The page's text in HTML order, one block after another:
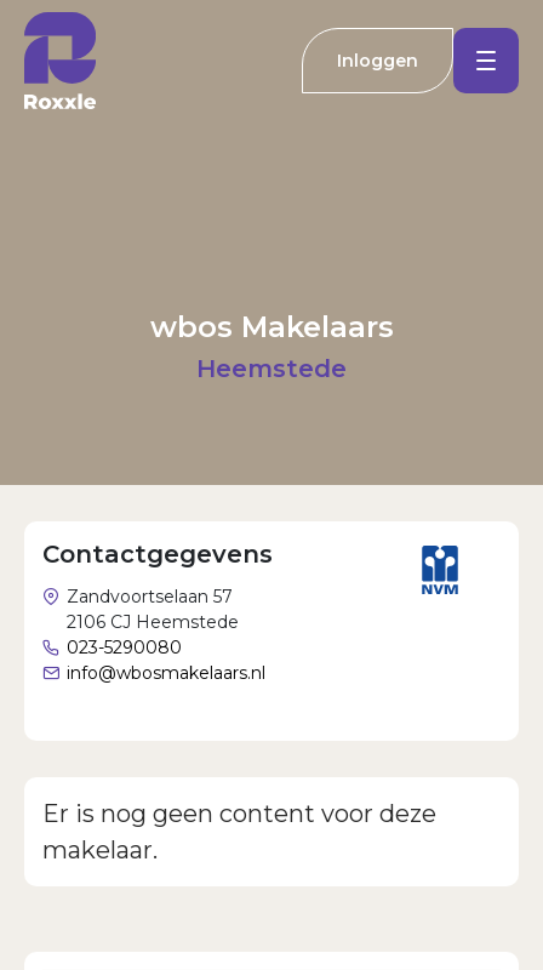
Wachtwoord vergeten?
Inloggen
wbos Makelaars
Heemstede
Contactgegevens
Zandvoortselaan 57
2106 CJ Heemstede
023-5290080
info@wbosmakelaars.nl
Er is nog geen content voor deze
makelaar.